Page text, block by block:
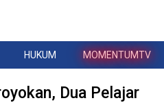
HUKUM MOMENTUMTV
Dua Pelajar